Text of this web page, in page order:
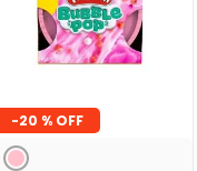
-20 %